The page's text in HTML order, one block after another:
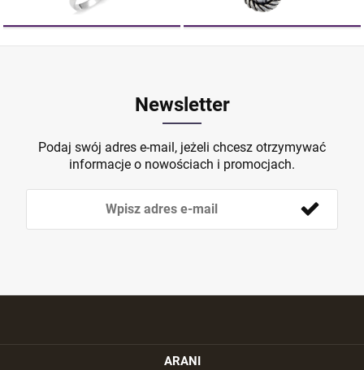
Newsletter
Podaj swój adres e-mail, jeżeli chcesz otrzymywać
informacje o nowościach i promocjach.
ARANI